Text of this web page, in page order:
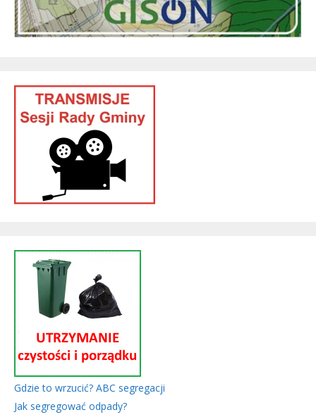
Gdzie to wrzucić? ABC segregacji
Jak segregować odpady?